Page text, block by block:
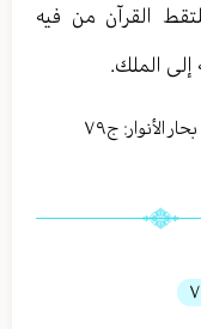
القرآن من فيه
إلى الملك.
الأنوار: ج٧٩